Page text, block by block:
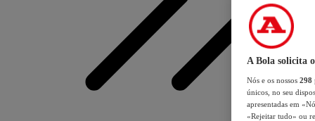
A Bola solicita
Nós e os nossos 298
únicos, no seu
apresentadas em
«Rejeitar tudo» ou